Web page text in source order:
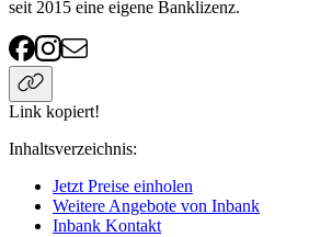
seit 2015 eine eigene Banklizenz.
Link kopiert!
Inhaltsverzeichnis:
Jetzt Preise einholen
Weitere Angebote von Inbank
Inbank Kontakt